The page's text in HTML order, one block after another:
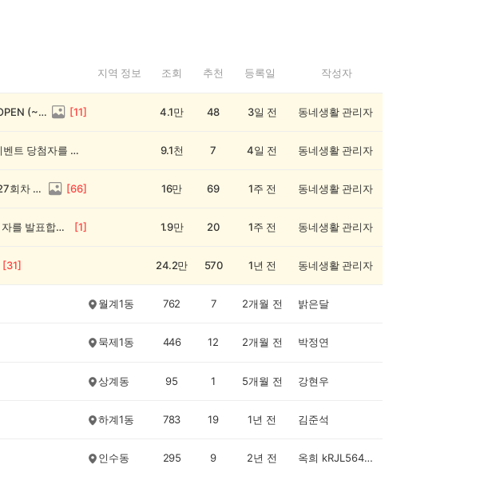
지역 정보 조회 추천 등록일 작성자
전원 1,000캐시! 🥳 우리 동네 썰전 14회차 OPEN (~8/17) [11] 4.1만 48 3일 전 동네생활 관리자
💰[당첨자 발표] 26회차 우리 동네 정보왕 이벤트 당첨자를 발표합니다! 9.1천 7 4일 전 동네생활 관리자
💸 전원 2,000캐시 지급! 우리 동네 정보왕 27회차 (~8/10) [66] 16만 69 1주 전 동네생활 관리자
💰[당첨자 발표] 우리 동네 썰전 12회차 당첨자를 발표합니다! [1] 1.9만 20 1주 전 동네생활 관리자
[31] 24.2만 570 1년 전 동네생활 관리자
월계1동 762 7 2개월 전 밝은달
묵제1동 446 12 2개월 전 박정연
상계동 95 1 5개월 전 강현우
하계1동 783 19 1년 전 김준석
인수동 295 9 2년 전 옥희 kRJL5643(100명)